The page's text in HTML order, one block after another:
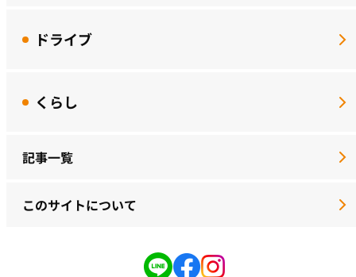
ドライブ
くらし
記事一覧
このサイトについて